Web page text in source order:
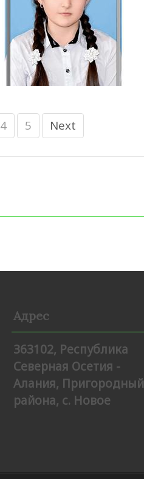
4 5 Next
Адрес
363102, Республика
Северная Осетия -
Алания, Пригородный
района, с. Новое